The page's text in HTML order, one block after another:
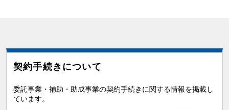
契約手続きについて
委託事業・補助・助成事業の契約手続きに関する情報を掲載し
ています。